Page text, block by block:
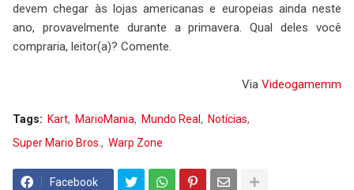
devem chegar às lojas americanas e europeias ainda neste
ano, provavelmente durante a primavera. Qual deles você
compraria, leitor(a)? Comente.
Via Videogamemm
Tags: Kart MarioMania Mundo Real
Notícias
Super Mario Bros.
Warp Zone
Facebook